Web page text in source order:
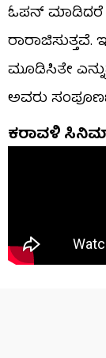
ಓಪನ್ ಮಾಡಿದರೆ
ಮೂಡಿಸಿತೇ
ಅವರು
ಕರಾವಳಿ